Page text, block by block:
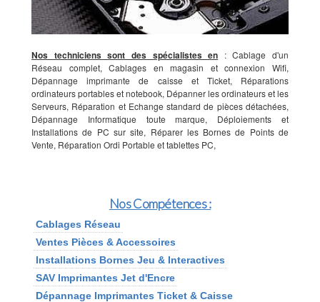
Nos techniciens sont des spécialistes en : Cablage d'un
Réseau complet, Cablages en magasin et connexion Wifi,
Dépannage imprimante de caisse et Ticket, Réparations
ordinateurs portables et notebook, Dépanner les ordinateurs et les
Serveurs, Réparation et Echange standard de pièces détachées,
Dépannage Informatique toute marque, Déploiements et
Installations de PC sur site, Réparer les Bornes de Points de
Vente, Réparation Ordi Portable et tablettes PC,
Nos Compétences :
Cablages Réseau
Ventes Pièces & Accessoires
Installations Bornes Jeu & Interactives
SAV Imprimantes Jet d'Encre
Dépannage Imprimantes Ticket & Caisse